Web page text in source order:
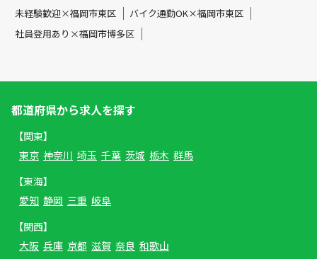
未経験歓迎×福岡市東区
バイク通勤OK×福岡市東区
社員登用あり×福岡市博多区
都道府県から求人を探す
【関東】
東京 神奈川 埼玉 千葉 茨城 栃木 群馬
【東海】
愛知 静岡 三重 岐阜
【関西】
大阪 兵庫 京都 滋賀 奈良 和歌山